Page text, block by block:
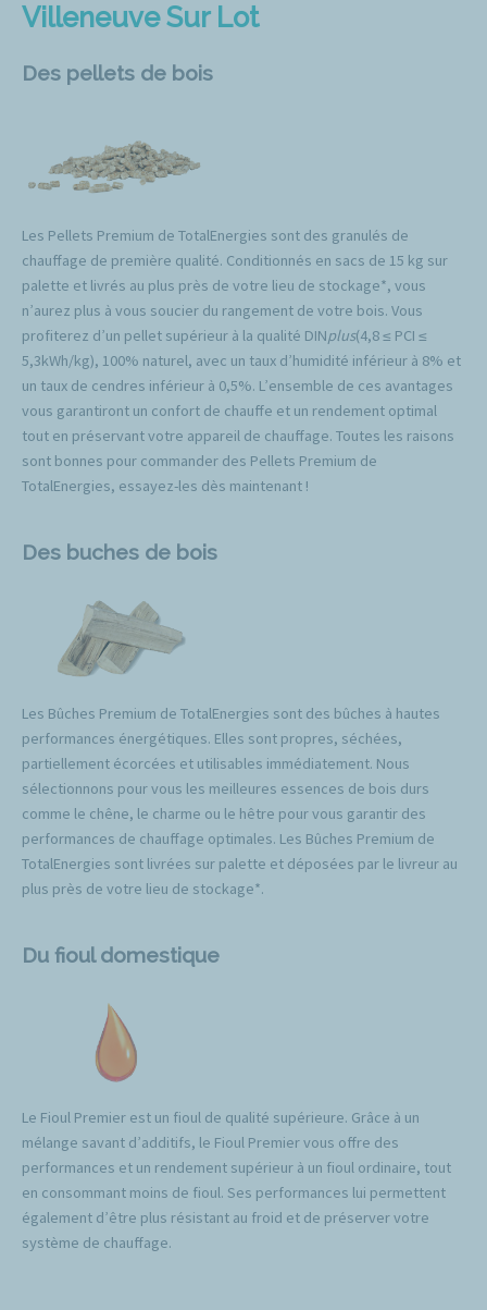
Villeneuve Sur Lot
Des pellets de bois
Les Pellets Premium de TotalEnergies sont des granulés de
chauffage de première qualité. Conditionnés en sacs de 15 kg sur
palette et livrés au plus près de votre lieu de stockage*, vous
n’aurez plus à vous soucier du rangement de votre bois. Vous
profiterez d’un pellet supérieur à la qualité DINplus(4,8 ≤ PCI ≤
5,3kWh/kg), 100% naturel, avec un taux d’humidité inférieur à 8% et
un taux de cendres inférieur à 0,5%. L’ensemble de ces avantages
vous garantiront un confort de chauffe et un rendement optimal
tout en préservant votre appareil de chauffage. Toutes les raisons
sont bonnes pour commander des Pellets Premium de
TotalEnergies, essayez-les dès maintenant !
Des buches de bois
Les Bûches Premium de TotalEnergies sont des bûches à hautes
performances énergétiques. Elles sont propres, séchées,
partiellement écorcées et utilisables immédiatement. Nous
sélectionnons pour vous les meilleures essences de bois durs
comme le chêne, le charme ou le hêtre pour vous garantir des
performances de chauffage optimales. Les Bûches Premium de
TotalEnergies sont livrées sur palette et déposées par le livreur au
plus près de votre lieu de stockage*.
Du fioul domestique
Le Fioul Premier est un fioul de qualité supérieure. Grâce à un
mélange savant d’additifs, le Fioul Premier vous offre des
performances et un rendement supérieur à un fioul ordinaire, tout
en consommant moins de fioul. Ses performances lui permettent
également d’être plus résistant au froid et de préserver votre
système de chauffage.